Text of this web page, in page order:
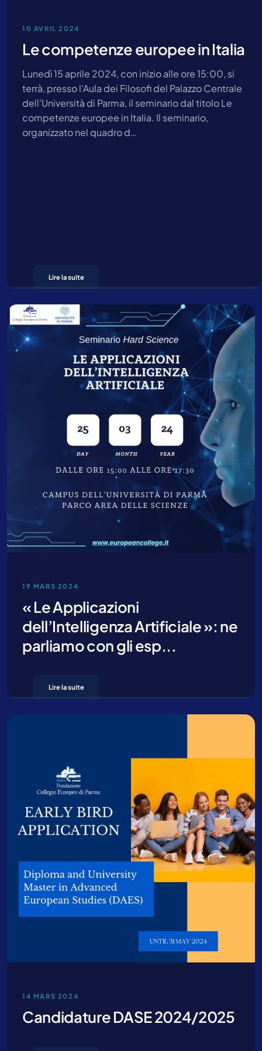
10 AVRIL 2024
Le competenze europee in Italia
Lunedì 15 aprile 2024, con inizio alle ore 15:00, si
terrà, presso l’Aula dei Filosofi del Palazzo Centrale
dell’Università di Parma, il seminario dal titolo Le
competenze europee in Italia. Il seminario,
organizzato nel quadro d…
Lire la suite
19 MARS 2024
« Le Applicazioni
dell’Intelligenza Artificiale »: ne
parliamo con gli esp...
Lire la suite
14 MARS 2024
Candidature DASE 2024/2025